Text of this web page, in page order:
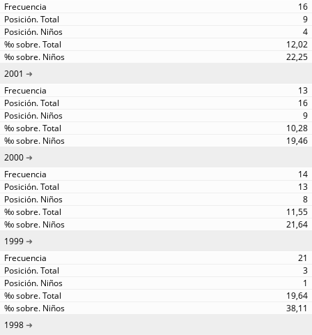
16
9
4
12,02
22,25
2001
13
16
9
10,28
19,46
2000
14
13
8
11,55
21,64
1999
21
3
1
19,64
38,11
1998